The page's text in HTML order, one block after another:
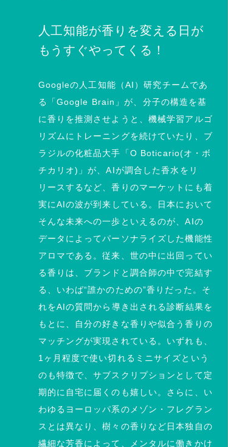
人工知能が香りを変える日が
もうすぐやってくる！
Googleの人工知能（AI）研究チームであ
る「Google Brain」が、分子の構造を基
に香りを推測させようと、機械学習アルゴ
リズムにトレーニングを続けていたり、ブ
ラジルの化粧品大手「O Boticario(オ・ボ
チカリオ)」が、AIが調合した香水をリ
リースするなど、香りのマーケットにも着
実にAIの波が到来している。日本において
そんな未来への一歩といえるのが、AIの
データによってパーソナライズした機能性
アロマである。従来、世の中に出回ってい
る香りは、ブランドと調合師の中で完結す
る、いわば“誰かのための”香りだった。そ
れをAIの質問から導き出される診断結果を
もとに、自分の好きな香りや似合う香りの
マッチングが実現されている。いずれも、
1ヶ月程度で使い切れるミニサイズという
のも特徴で、サブスクリプションとして定
期的に自宅に届くのも嬉しい。さらに、い
わゆるヨーロッパ系のメゾン・フレグラン
スとは異なり、樹々の香りなど日本独自の
繊細な芳香によって、メンタルに働きかけ